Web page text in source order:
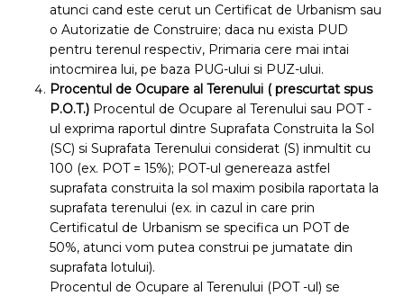
atunci cand este cerut un Certificat de Urbanism sau
o Autorizatie de Construire; daca nu exista PUD
pentru terenul respectiv, Primaria cere mai intai
intocmirea lui, pe baza PUG-ului si PUZ-ului.
Procentul de Ocupare al Terenului ( prescurtat spus
P.O.T.) Procentul de Ocupare al Terenului sau POT -
ul exprima raportul dintre Suprafata Construita la Sol
(SC) si Suprafata Terenului considerat (S) inmultit cu
100 (ex. POT = 15%); POT-ul genereaza astfel
suprafata construita la sol maxim posibila raportata la
suprafata terenului (ex. in cazul in care prin
Certificatul de Urbanism se specifica un POT de
50%, atunci vom putea construi pe jumatate din
suprafata lotului).
Procentul de Ocupare al Terenului (POT -ul) se